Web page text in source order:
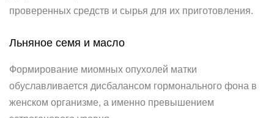
проверенных средств и сырья для их приготовления.
Льняное семя и масло
Формирование миомных опухолей матки
обуславливается дисбалансом гормонального фона в
женском организме, а именно превышением